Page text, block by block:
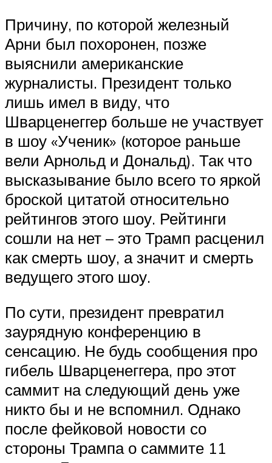
Причину, по которой железный
Арни был похоронен, позже
выяснили американские
журналисты. Президент только
лишь имел в виду, что
Шварценеггер больше не участвует
в шоу «Ученик» (которое раньше
вели Арнольд и Дональд). Так что
высказывание было всего то яркой
броской цитатой относительно
рейтингов этого шоу. Рейтинги
сошли на нет – это Трамп расценил
как смерть шоу, а значит и смерть
ведущего этого шоу.
По сути, президент превратил
заурядную конференцию в
сенсацию. Не будь сообщения про
гибель Шварценеггера, про этот
саммит на следующий день уже
никто бы и не вспомнил. Однако
после фейковой новости со
стороны Трампа о саммите 11